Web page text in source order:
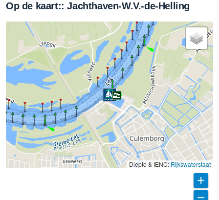
Op de kaart:: Jachthaven-W.V.-de-Helling
Diepte & IENC: Rijkswaterstaat